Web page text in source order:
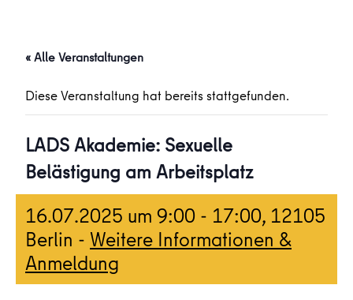
« Alle Veranstaltungen
Diese Veranstaltung hat bereits stattgefunden.
LADS Akademie: Sexuelle
Belästigung am Arbeitsplatz
16.07.2025 um 9:00 - 17:00, 12105
Berlin - Weitere Informationen &
Anmeldung